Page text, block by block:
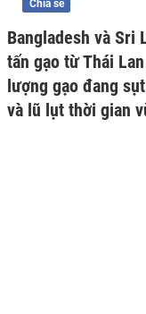
Chia sẻ
Bangladesh và Sri
tấn gạo từ Thái
lượng gạo đang
và lũ lụt thời gian